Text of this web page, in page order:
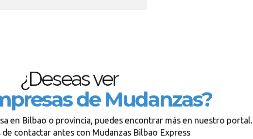
¿Deseas ver
de Mudanzas?
en Bilbao o provincia, puedes encontrar más en nuestro portal.
contactar antes con Mudanzas Bilbao Express